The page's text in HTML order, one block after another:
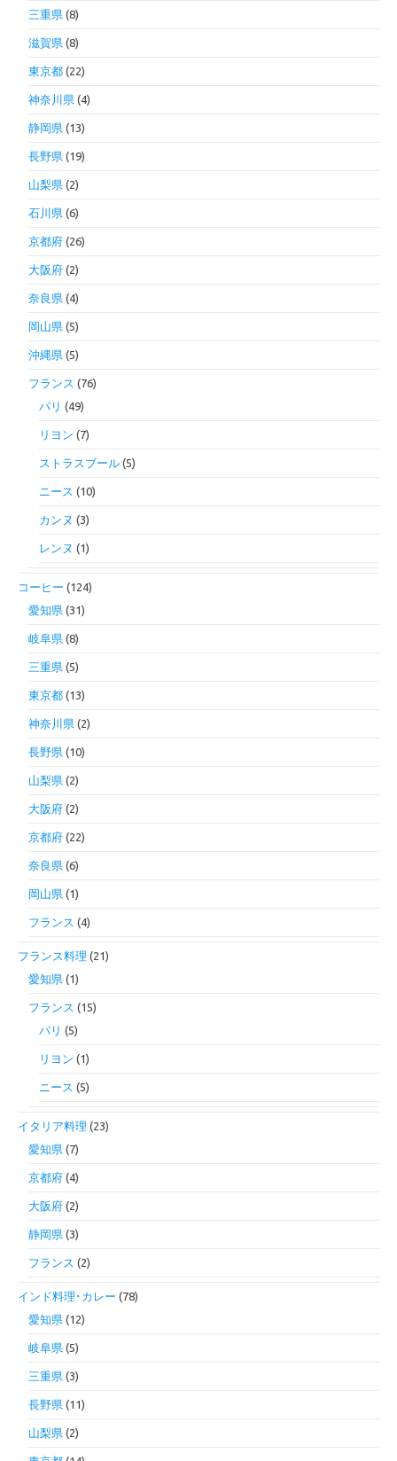
三重県 (8)
滋賀県 (8)
東京都 (22)
神奈川県 (4)
静岡県 (13)
長野県 (19)
山梨県 (2)
石川県 (6)
京都府 (26)
大阪府 (2)
奈良県 (4)
岡山県 (5)
沖縄県 (5)
フランス (76)
パリ (49)
リヨン (7)
ストラスブール (5)
ニース (10)
カンヌ (3)
レンヌ (1)
コーヒー (124)
愛知県 (31)
岐阜県 (8)
三重県 (5)
東京都 (13)
神奈川県 (2)
長野県 (10)
山梨県 (2)
大阪府 (2)
京都府 (22)
奈良県 (6)
岡山県 (1)
フランス (4)
フランス料理 (21)
愛知県 (1)
フランス (15)
パリ (5)
リヨン (1)
ニース (5)
イタリア料理 (23)
愛知県 (7)
京都府 (4)
大阪府 (2)
静岡県 (3)
フランス (2)
インド料理･カレー (78)
愛知県 (12)
岐阜県 (5)
三重県 (3)
長野県 (11)
山梨県 (2)